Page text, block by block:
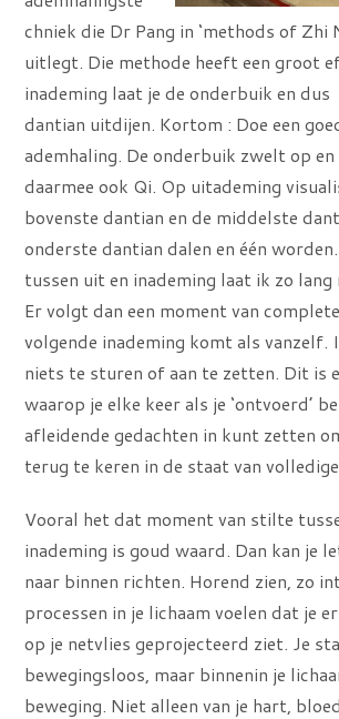
chniek die Dr Pang in ‘methods of Zhi
uitlegt. Die methode heeft een groot
inademing laat je de onderbuik en
dantian uitdijen. Kortom : Doe een
ademhaling. De onderbuik zwelt op en
daarmee ook Qi. Op uitademing
bovenste dantian en de middelste
onderste dantian dalen en één
tussen uit en inademing laat ik zo
Er volgt dan een moment van
volgende inademing komt als vanzelf.
niets te sturen of aan te zetten. Dit is
waarop je elke keer als je ‘ontvoerd’
afleidende gedachten in kunt zetten
terug te keren in de staat van
Vooral het dat moment van stilte
inademing is goud waard. Dan kan je
naar binnen richten. Horend zien, zo
processen in je lichaam voelen dat je
op je netvlies geprojecteerd ziet. Je
bewegingsloos, maar binnenin je
beweging. Niet alleen van je hart,